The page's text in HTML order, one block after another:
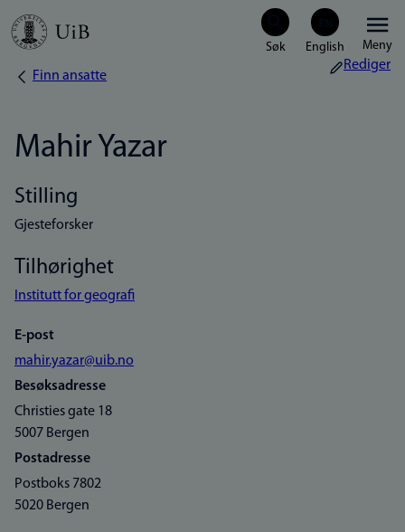
Hopp
Meny
Navigasjonssti
Finn ansatte
Rediger
Mahir Yazar
Stilling
Gjesteforsker
Tilhørighet
Institutt for geografi
E-post
mahir.yazar@uib.no
Besøksadresse
Christies gate 18
5007 Bergen
Postadresse
Postboks 7802
5020 Bergen